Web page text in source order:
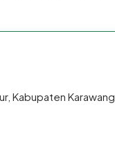
Kabupaten Karawang,